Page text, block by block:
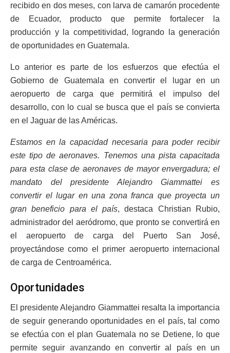
recibido en dos meses, con larva de camarón procedente
de Ecuador, producto que permite fortalecer la
producción y la competitividad, logrando la generación
de oportunidades en Guatemala.
Lo anterior es parte de los esfuerzos que efectúa el
Gobierno de Guatemala en convertir el lugar en un
aeropuerto de carga que permitirá el impulso del
desarrollo, con lo cual se busca que el país se convierta
en el Jaguar de las Américas.
Estamos en la capacidad necesaria para poder recibir
este tipo de aeronaves. Tenemos una pista capacitada
para esta clase de aeronaves de mayor envergadura; el
mandato del presidente Alejandro Giammattei es
convertir el lugar en una zona franca que proyecta un
gran beneficio para el país, destaca Christian Rubio,
administrador del aeródromo, que pronto se convertirá en
el aeropuerto de carga del Puerto San José,
proyectándose como el primer aeropuerto internacional
de carga de Centroamérica.
Oportunidades
El presidente Alejandro Giammattei resalta la importancia
de seguir generando oportunidades en el país, tal como
se efectúa con el plan Guatemala no se Detiene, lo que
permite seguir avanzando en convertir al país en un